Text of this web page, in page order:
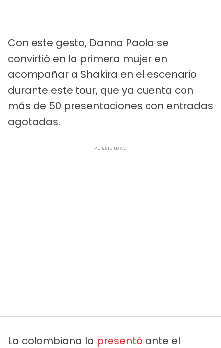
Con este gesto, Danna Paola se
convirtió en la primera mujer en
acompañar a Shakira en el escenario
durante este tour, que ya cuenta con
más de 50 presentaciones con entradas
agotadas.
PUBLICIDAD
La colombiana la presentó ante el